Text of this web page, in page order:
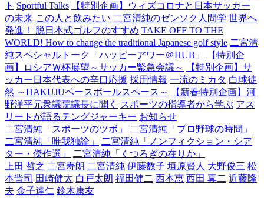
ト Sportful Talks
【特別企画】ウィズコロナと日本サッカー
の未来 この人と飲みたい 二宮清純のゼンソク人間学 世界へ
発進！ 脱日本式ゴルフのすすめ TAKE OFF TO THE
WORLD! How to change the traditional Japanese golf style 二宮清
純スペシャルトーク「ハッピーアワー＠HUB」
【特別企
画】ロシアＷ杯展望～サッカー緊急会議～
【特別企画】サ
ッカー日本代表への辛口応援 採用情報 一流のミカタ 白球徒
然 ～HAKUJUベースボールスペース～
【新春特別企画】河
野洋平元衆議院議長に聞く
スポーツの指導者から学ぶ アス
リートが語るテングジャーキー お知らせ
二宮清純「スポーツのツボ」
二宮清純「プロ野球の時間」
二宮清純「唯我独論」
二宮清純「ノンフィクション・シア
ター・傑作選」
二宮清純「くつろぎの在りか」
上田 哲之 二宮寿朗 二宮清純 伊藤数子 垣原賢人 大野俊三 松
本晋司 田崎健太 白戸太朗 福田健二 西本恵 西田 真二 近藤隆
夫 金子達仁 鈴木康友